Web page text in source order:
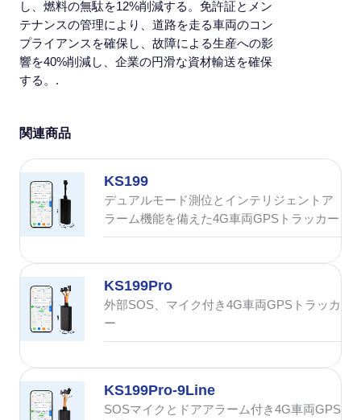
し、燃料の無駄を12%削減する。免許証とメン
テナンスの管理により、道路を走る車両のコン
プライアンスを確保し、故障による生産への影
響を40%削減し、企業の円滑な資材輸送を確保
する。.
関連商品
KS199
デュアルモード測位とインテリジェントア
ラーム機能を備えた4G車両GPSトラッカー
KS199Pro
外部SOS、マイク付き4G車両GPSトラッカ
ー
KS199Pro-9Line
SOSマイクとドアアラーム付き4G車両GPS